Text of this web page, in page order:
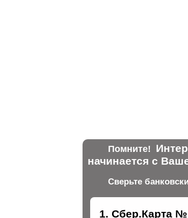
Помните!
начинается с
Сверьте
Сбер.Карта №